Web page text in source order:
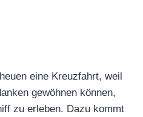
eine Kreuzfahrt, weil
gewöhnen können,
zu erleben. Dazu kommt